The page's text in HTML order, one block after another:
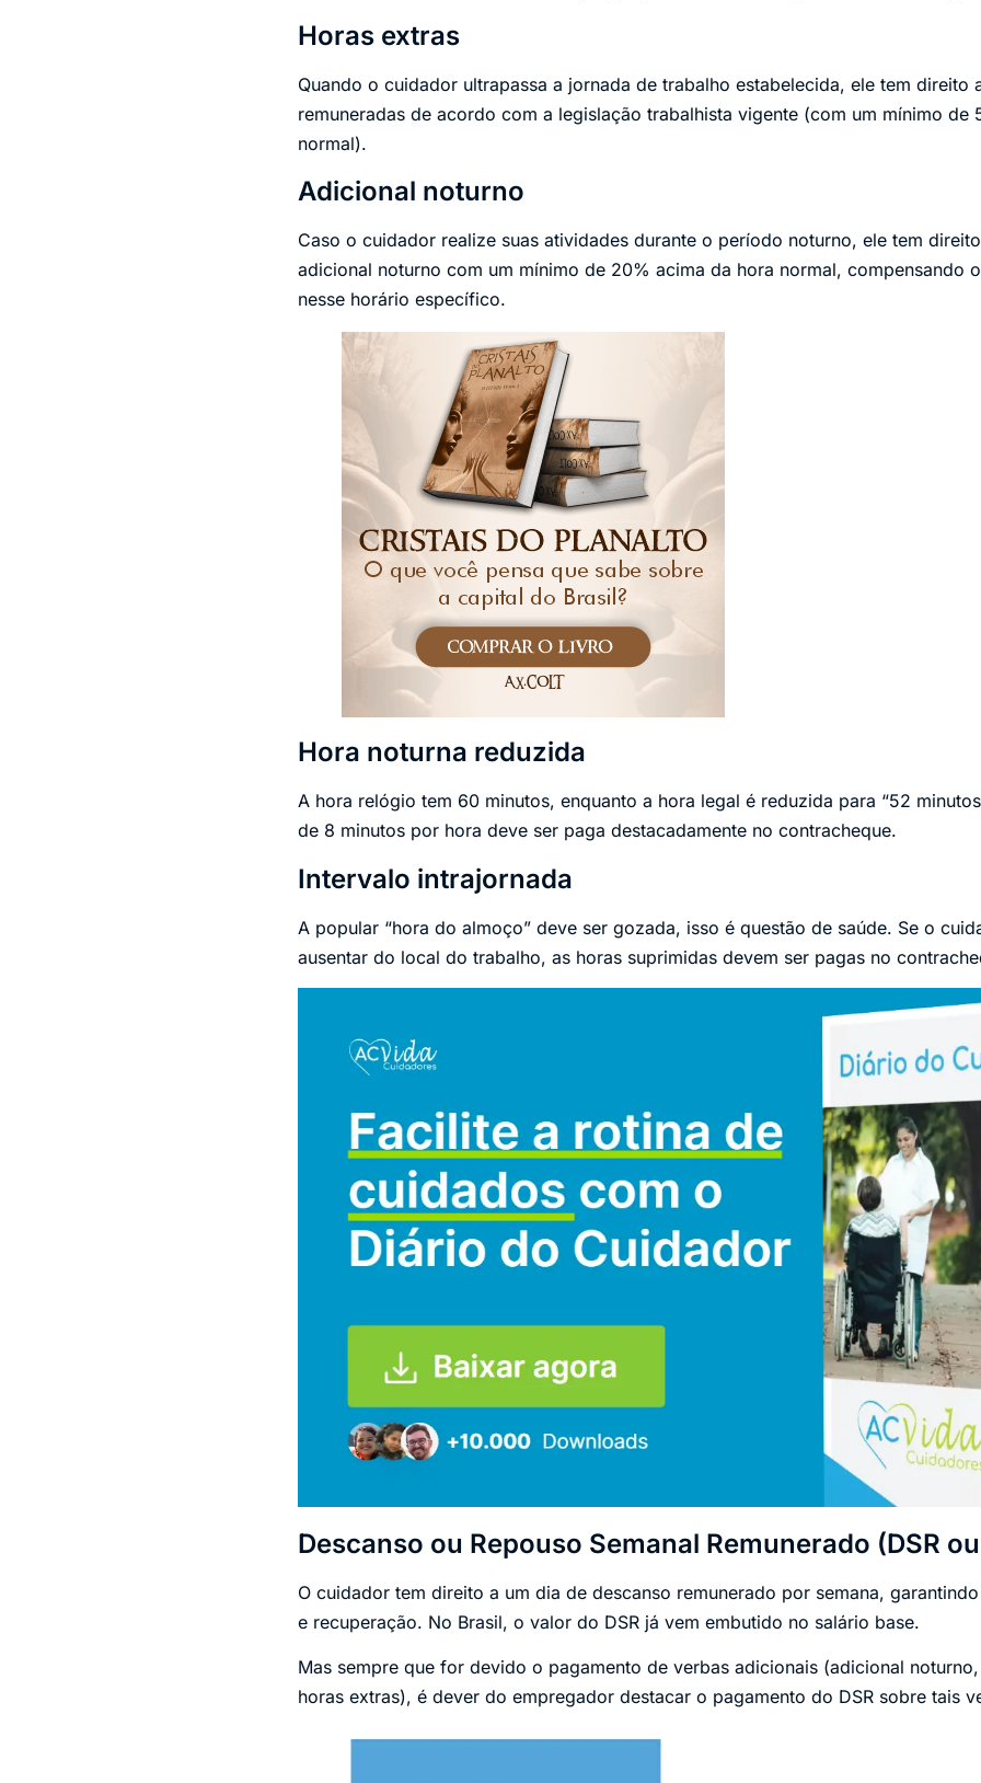
Horas extras
Quando o cuidador ultrapassa a jornada de trabalho estabelecida, ele tem direito
remuneradas de acordo com a legislação trabalhista vigente (com um mínimo de
normal).
Adicional noturno
Caso o cuidador realize suas atividades durante o período noturno, ele tem
adicional noturno com um mínimo de 20% acima da hora normal, compensando
nesse horário específico.
Hora noturna reduzida
A hora relógio tem 60 minutos, enquanto a hora legal é reduzida para “52
de 8 minutos por hora deve ser paga destacadamente no contracheque.
Intervalo intrajornada
A popular “hora do almoço” deve ser gozada, isso é questão de saúde. Se o
ausentar do local do trabalho, as horas suprimidas devem ser pagas no
Descanso ou Repouso Semanal Remunerado (DSR ou
O cuidador tem direito a um dia de descanso remunerado por semana,
e recuperação. No Brasil, o valor do DSR já vem embutido no salário base.
Mas sempre que for devido o pagamento de verbas adicionais (adicional
horas extras), é dever do empregador destacar o pagamento do DSR sobre tais